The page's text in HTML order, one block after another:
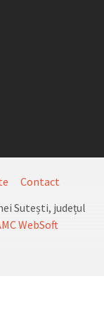
Contact
Sutești, județul
WebSoft